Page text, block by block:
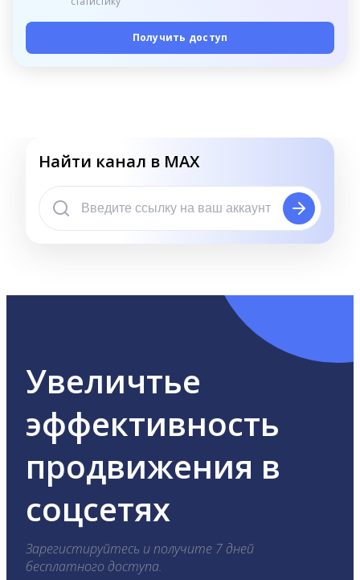
Получить доступ
Найти канал в MAX
Увеличтье
эффективность
продвижения в
соцсетях
Зарегистируйтесь и получите 7 дней
бесплатного доступа.